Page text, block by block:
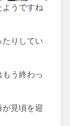
うですね
りしてい
う終わっ
見頃を迎